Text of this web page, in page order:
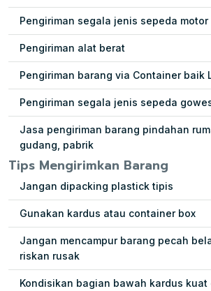
Pengiriman segala jenis sepeda motor
Pengiriman alat berat
Pengiriman barang via Container baik
Pengiriman segala jenis sepeda
Jasa pengiriman barang pindahan
gudang, pabrik
Tips Mengirimkan Barang
Jangan dipacking plastick tipis
Gunakan kardus atau container box
Jangan mencampur barang pecah
riskan rusak
Kondisikan bagian bawah kardus kuat